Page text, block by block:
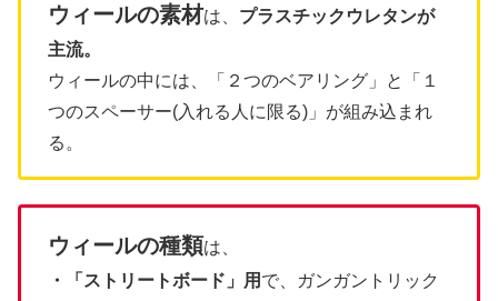
ウィールの素材は、 プラスチックウレタンが
主流。
ウィールの中には、「２つのベアリング」と「１
つのスペーサー(入れる人に限る)」が組み込まれ
る。
ウィールの種類は、
・「ストリートボード」用 で、ガンガントリック